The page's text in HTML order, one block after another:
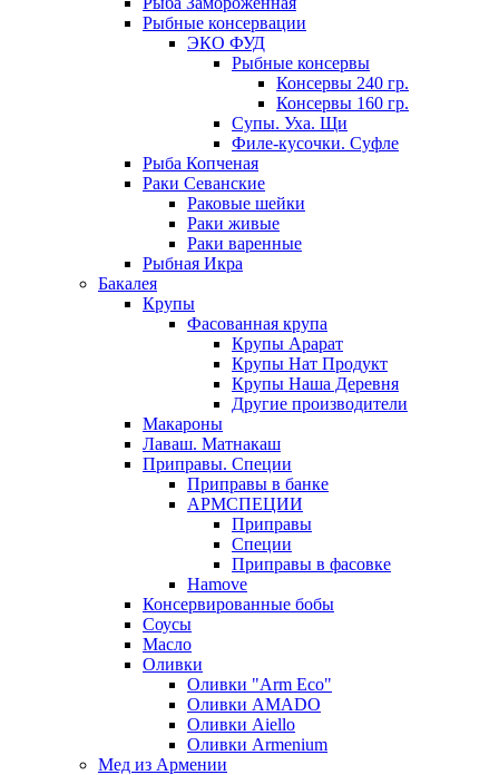
Рыбные консервации
ЭКО ФУД
Рыбные консервы
Консервы 240 гр.
Консервы 160 гр.
Супы. Уха. Щи
Филе-кусочки. Суфле
Рыба Копченая
Раки Севанские
Раковые шейки
Раки живые
Раки варенные
Рыбная Икра
Бакалея
Крупы
Фасованная крупа
Крупы Арарат
Крупы Нат Продукт
Крупы Наша Деревня
Другие производители
Макароны
Лаваш. Матнакаш
Приправы. Специи
Приправы в банке
АРМСПЕЦИИ
Приправы
Специи
Приправы в фасовке
Hamove
Консервированные бобы
Соусы
Масло
Оливки
Оливки "Arm Eco"
Оливки AMADO
Оливки Aiello
Оливки Armenium
Мед из Армении